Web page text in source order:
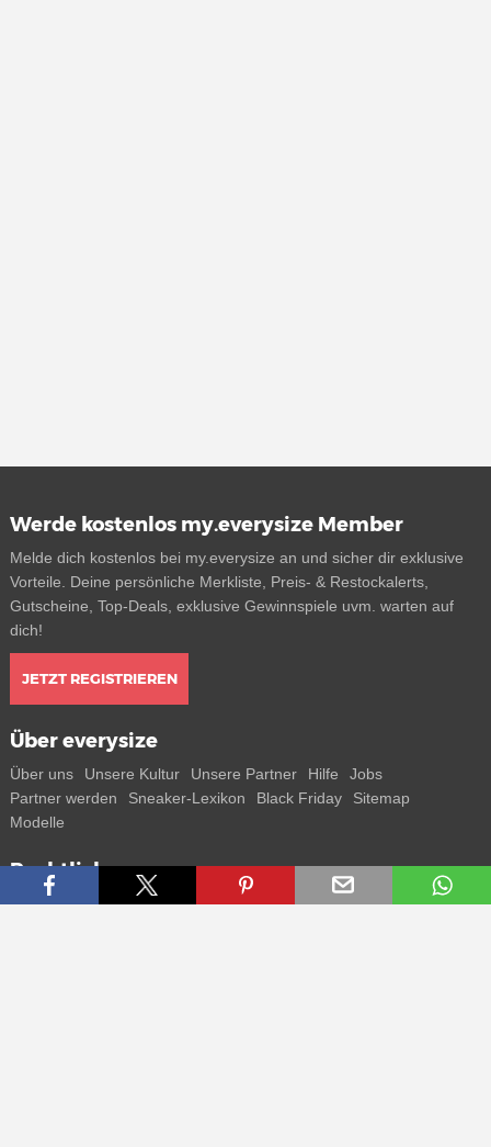
Werde kostenlos my.everysize Member
Melde dich kostenlos bei my.everysize an und sicher dir exklusive
Vorteile. Deine persönliche Merkliste, Preis- & Restockalerts,
Gutscheine, Top-Deals, exklusive Gewinnspiele uvm. warten auf
dich!
JETZT REGISTRIEREN
Über everysize
Über uns Unsere Kultur Unsere Partner Hilfe
Jobs
Partner werden
Sneaker-Lexikon Black Friday
Sitemap
Modelle
Rechtliches
AGB Datenschutz Impressum Kontakt